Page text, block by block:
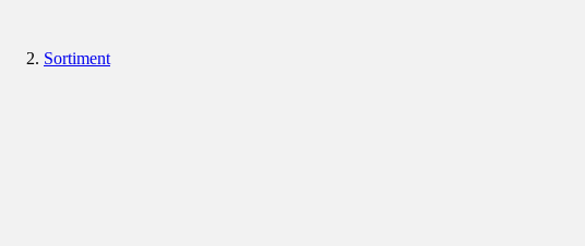
Sortiment